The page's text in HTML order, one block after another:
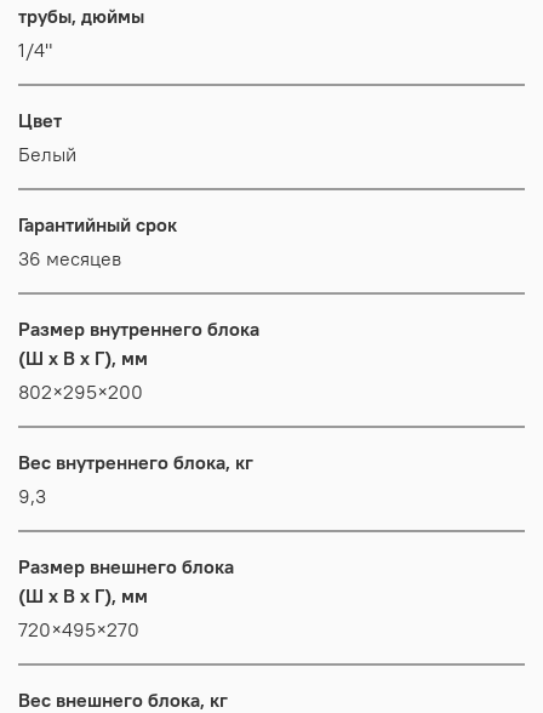
трубы, дюймы
1/4"
Цвет
Белый
Гарантийный срок
36 месяцев
Размер внутреннего блока
(Ш x В x Г), мм
802×295×200
Вес внутреннего блока, кг
9,3
Размер внешнего блока
(Ш x В x Г), мм
720×495×270
Вес внешнего блока, кг